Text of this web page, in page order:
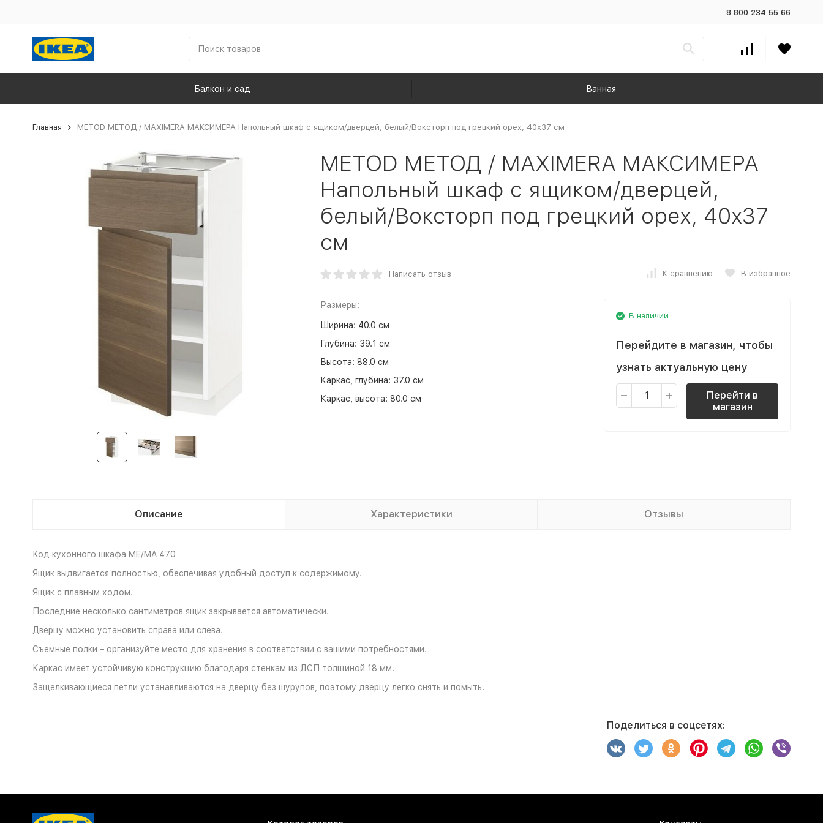
8 800 234 55 66
Балкон и сад Ванная
Главная METOD МЕТОД / MAXIMERA МАКСИМЕРА Напольный шкаф с ящиком/дверцей, белый/Воксторп под грецкий орех, 40x37 см
METOD МЕТОД / MAXIMERA МАКСИМЕРА
Напольный шкаф с ящиком/дверцей,
белый/Воксторп под грецкий орех, 40x37
см
Написать отзыв К сравнению В избранное
Размеры:
Ширина: 40.0 см
Глубина: 39.1 см
Высота: 88.0 см
Каркас, глубина: 37.0 см
Каркас, высота: 80.0 см
В наличии
Перейдите в магазин, чтобы
узнать актуальную цену
Перейти в
магазин
Описание Характеристики Отзывы
Код кухонного шкафа ME/MA 470
Ящик выдвигается полностью, обеспечивая удобный доступ к содержимому.
Ящик с плавным ходом.
Последние несколько сантиметров ящик закрывается автоматически.
Дверцу можно установить справа или слева.
Съемные полки – организуйте место для хранения в соответствии с вашими потребностями.
Каркас имеет устойчивую конструкцию благодаря стенкам из ДСП толщиной 18 мм.
Защелкивающиеся петли устанавливаются на дверцу без шурупов, поэтому дверцу легко снять и помыть.
Поделиться в соцсетях: